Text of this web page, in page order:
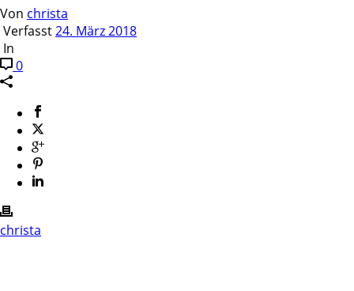
Von christa
Verfasst24. März 2018
In
0
christa